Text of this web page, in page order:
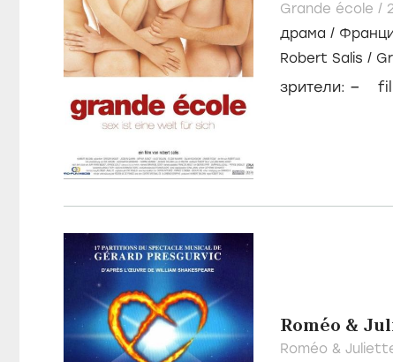
Grande école /
драма /
Robert Salis /
зрители: –
Roméo &
Roméo &